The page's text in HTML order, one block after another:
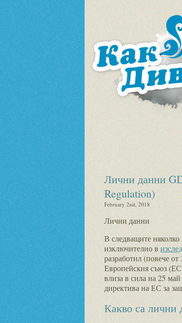
Лични данни
Regulation)
February 2nd, 2018
Лични данни
В следващите
изключително в
разработил (повече
Европейския съюз
влиза в сила на 25
директива на ЕС за
Какво са лични